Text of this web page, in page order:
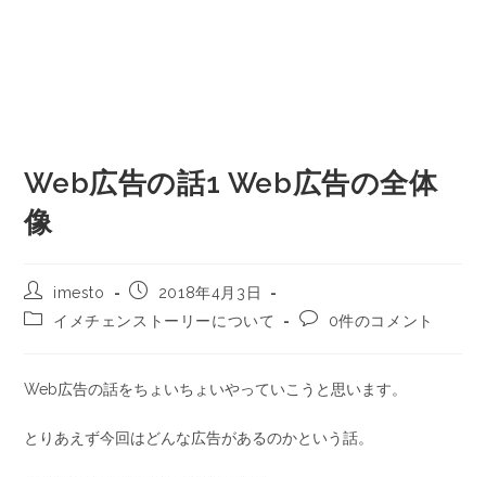
Web広告の話1 Web広告の全体
像
imesto
2018年4月3日
イメチェンストーリーについて
0件のコメント
Web広告の話をちょいちょいやっていこうと思います。
とりあえず今回はどんな広告があるのかという話。